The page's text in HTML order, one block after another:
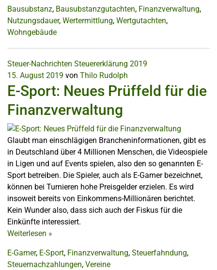
Bausubstanz, Bausubstanzgutachten, Finanzverwaltung,
Nutzungsdauer, Wertermittlung, Wertgutachten,
Wohngebäude
Steuer-Nachrichten Steuererklärung 2019
15. August 2019 von Thilo Rudolph
E-Sport: Neues Prüffeld für die
Finanzverwaltung
Glaubt man einschlägigen Brancheninformationen, gibt es
in Deutschland über 4 Millionen Menschen, die Videospiele
in Ligen und auf Events spielen, also den so genannten E-
Sport betreiben. Die Spieler, auch als E-Gamer bezeichnet,
können bei Turnieren hohe Preisgelder erzielen. Es wird
insoweit bereits von Einkommens-Millionären berichtet.
Kein Wunder also, dass sich auch der Fiskus für die
Einkünfte interessiert.
Weiterlesen »
E-Gamer, E-Sport, Finanzverwaltung, Steuerfahndung,
Steuernachzahlungen, Vereine